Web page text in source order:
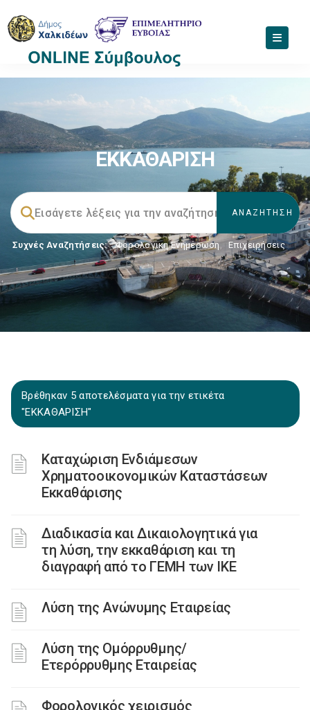
ΕΚΚΑΘΑΡΙΣΗ
Συχνές Αναζητήσεις: Φορολογικη Ενημέρωση, Επιχειρήσεις
Βρέθηκαν 5 αποτελέσματα για την ετικέτα
"ΕΚΚΑΘΑΡΙΣΗ"
Καταχώριση Ενδιάμεσων
Χρηματοοικονομικών Καταστάσεων
Εκκαθάρισης
Διαδικασία και Δικαιολογητικά για
τη λύση, την εκκαθάριση και τη
διαγραφή από το ΓΕΜΗ των ΙΚΕ
Λύση της Ανώνυμης Εταιρείας
Λύση της Ομόρρυθμης/
Ετερόρρυθμης Εταιρείας
Φορολογικός χειρισμός